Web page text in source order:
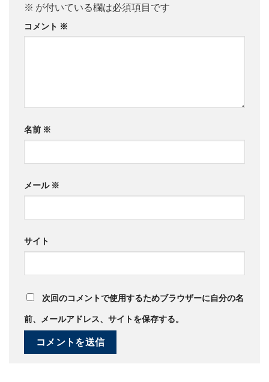
※ が付いている欄は必須項目です
コメント ※
名前 ※
メール ※
サイト
次回のコメントで使用するためブラウザーに自分の名
前、メールアドレス、サイトを保存する。